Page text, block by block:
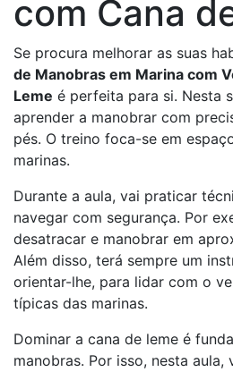
com Cana
Se procura melhorar as suas
de Manobras em Marina com
Leme é perfeita para si. Nesta
aprender a manobrar com
pés. O treino foca-se em
marinas.
Durante a aula, vai praticar
navegar com segurança. Por
desatracar e manobrar em
Além disso, terá sempre um
orientar-lhe, para lidar com o
típicas das marinas.
Dominar a cana de leme é
manobras. Por isso, nesta